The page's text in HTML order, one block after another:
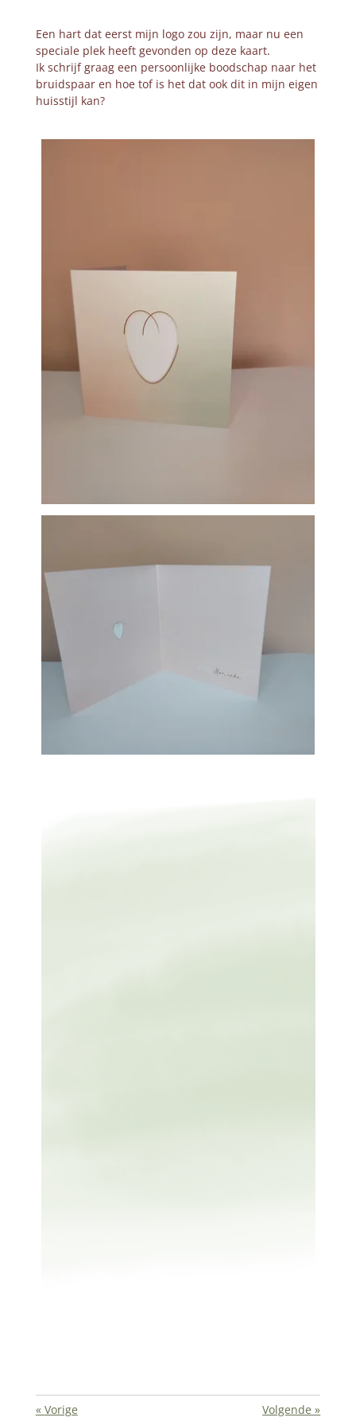
Een hart dat eerst mijn logo zou zijn, maar nu een
speciale plek heeft gevonden op deze kaart.
Ik schrijf graag een persoonlijke boodschap naar het
bruidspaar en hoe tof is het dat ook dit in mijn eigen
huisstijl kan?
« Vorige Volgende »